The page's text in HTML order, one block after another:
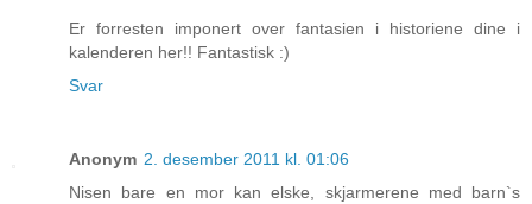
Er forresten imponert over fantasien i historiene dine i
kalenderen her!! Fantastisk :)
Svar
Anonym 2. desember 2011 kl. 01:06
Nisen bare en mor kan elske, skjarmerene med barn`s